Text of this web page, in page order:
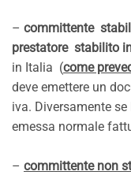
– committente
prestatore stabilito
in Italia (come
deve emettere un
iva. Diversamente
emessa normale
– committente non